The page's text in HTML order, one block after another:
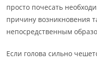
просто почесать
причину возникновения
непосредственным
Если голова сильно